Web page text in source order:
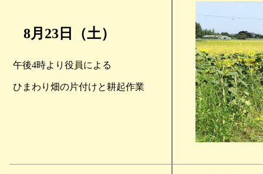
8月23日（土）
午後4時より役員による
ひまわり畑の片付けと耕起作業